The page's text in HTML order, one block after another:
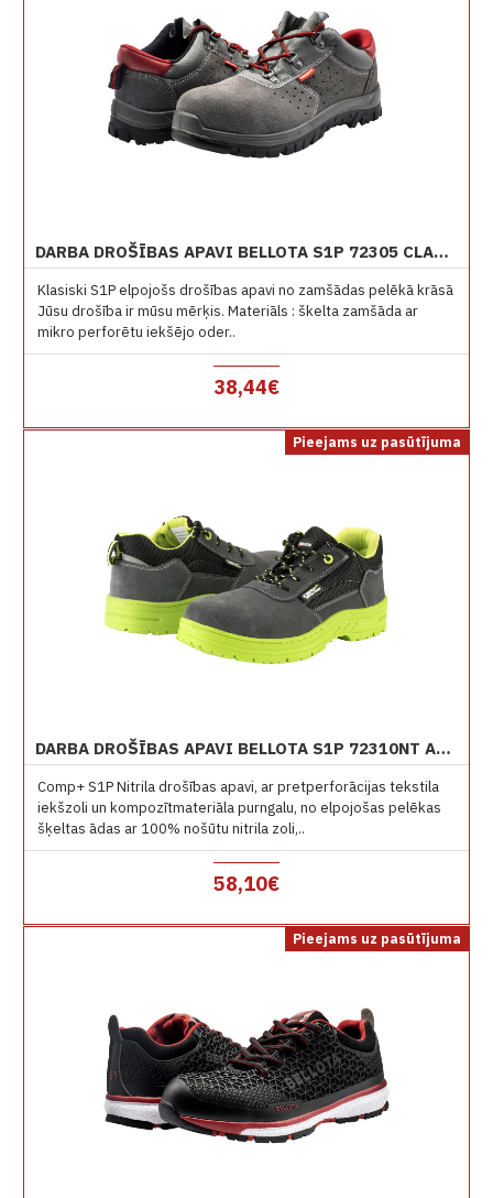
DARBA DROŠĪBAS APAVI BELLOTA S1P 72305 CLASSIC ZAMŠĀDAS
Klasiski S1P elpojošs drošības apavi no zamšādas pelēkā krāsā
Jūsu drošība ir mūsu mērķis. Materiāls : škelta zamšāda ar
mikro perforētu iekšējo oder..
38,44€
Pieejams uz pasūtījuma
DARBA DROŠĪBAS APAVI BELLOTA S1P 72310NT AR NITRILA ZOLI
Comp+ S1P Nitrila drošības apavi, ar pretperforācijas tekstila
iekšzoli un kompozītmateriāla purngalu, no elpojošas pelēkas
šķeltas ādas ar 100% nošūtu nitrila zoli,..
58,10€
Pieejams uz pasūtījuma